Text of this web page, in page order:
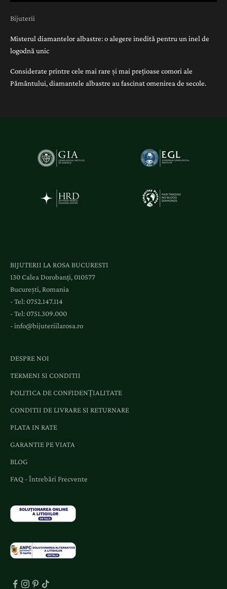
Bijuterii
Misterul diamantelor albastre: o alegere inedită pentru un inel de
logodnă unic
Considerate printre cele mai rare și mai prețioase comori ale
Pământului, diamantele albastre au fascinat omenirea de secole.
BIJUTERII LA ROSA BUCURESTI
130 Calea Dorobanți, 010577
București, Romania
- Tel:0752.147.114
- Tel:0751.309.000
-info@bijuteriilarosa.ro
DESPRE NOI
TERMENI SI CONDITII
POLITICA DE CONFIDENȚIALITATE
CONDITII DE LIVRARE SI RETURNARE
PLATA IN RATE
GARANTIE PE VIATA
BLOG
FAQ - Întrebări Frecvente